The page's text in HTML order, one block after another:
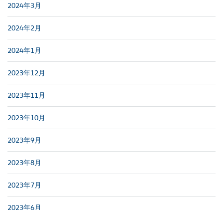
2024年3月
2024年2月
2024年1月
2023年12月
2023年11月
2023年10月
2023年9月
2023年8月
2023年7月
2023年6月